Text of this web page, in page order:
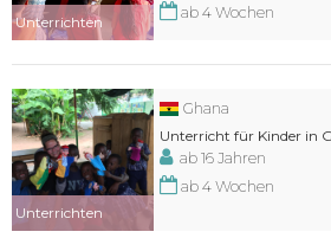
Unterrichten
ab 4 Wochen
Unterrichten
Ghana
Unterricht für Kinder in
ab 16 Jahren
ab 4 Wochen